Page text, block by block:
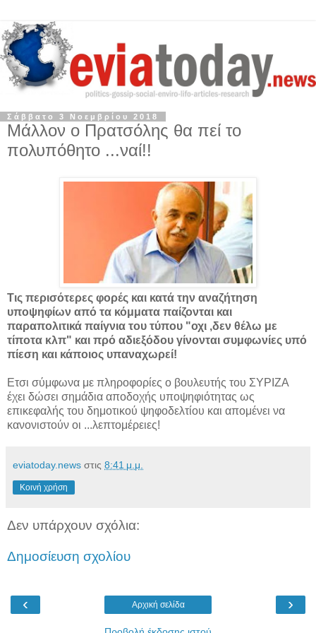
Σάββατο 3 Νοεμβρίου 2018
Μάλλον ο Πρατσόλης θα πεί το
πολυπόθητο ...ναί!!
Τις περισότερες φορές και κατά την αναζήτηση
υποψηφίων από τα κόμματα παίζονται και
παραπολιτικά παίγνια του τύπου "οχι ,δεν θέλω με
τίποτα κλπ" και πρό αδιεξόδου γίνονται συμφωνίες υπό
πίεση και κάποιος υπαναχωρεί!
Ετσι σύμφωνα με πληροφορίες ο βουλευτής του ΣΥΡΙΖΑ
έχει δώσει σημάδια αποδοχής υποψηφιότητας ως
επικεφαλής του δημοτικού ψηφοδελτίου και απομένει να
κανονιστούν οι ...λεπτομέρειες!
eviatoday.news στις 8:41 μ.μ.
Κοινή χρήση
Δεν υπάρχουν σχόλια:
Δημοσίευση σχολίου
‹ ›
Αρχική σελίδα